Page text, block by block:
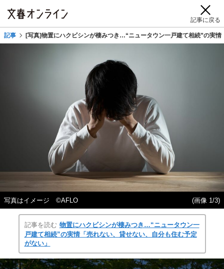
記事に戻る
記事 [写真]物置にハクビシンが棲みつき…“ニュータウン一戸建て相続”の実
写真はイメージ ©AFLO (画像 1/3)
記事を読む 物置にハクビシンが棲みつき…“ニュータウン一
戸建て相続”の実情「売れない、貸せない、自分も住む予定
がない」